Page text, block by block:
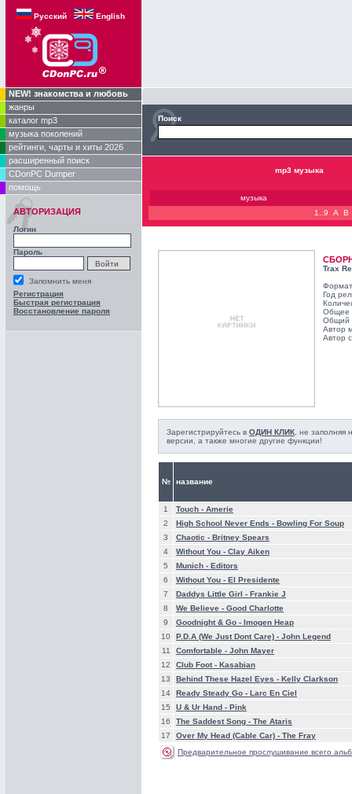
Русский English
NEW! знакомства и любовь
жанры
каталог mp3
музыка поколений
рейтинги, чарты и хиты 2026
расширенный поиск
CDonPC Dumper
помощь
АВТОРИЗАЦИЯ
Логин
Пароль
Запомнить меня
Регистрация
Быстрая регистрация
Восстановление пароля
Поиск
mp3 музыка
музыка
1..9
A B
Trax
Год
Общее
Общий
Автор
Автор
Зарегистрируйтесь в ОДИН КЛИК , не
версии, а также многие другие функции!
№ название
1 Touch - Amerie
2
High School Never Ends - Bowling For Soup
3
Chaotic - Britney Spears
4
Without You - Clay Aiken
5
Munich - Editors
6
Without You - El Presidente
7
Daddys Little Girl - Frankie J
8
We Believe - Good Charlotte
9
Goodnight & Go - Imogen Heap
10
P.D.A (We Just Dont Care) - John Legend
11
Comfortable - John Mayer
12
Club Foot - Kasabian
13
Behind These Hazel Eyes - Kelly Clarkson
14
Ready Steady Go - Larc En Ciel
15
U & Ur Hand - Pink
16
The Saddest Song - The Ataris
17
Over My Head (Cable Car) - The Fray
Предварительное прослушивание всего